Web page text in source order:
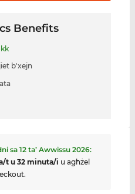
Benefits
b'xejn
sa 12 ta’ Awwissu 2026:
t u 32 minuta/i u agħżel